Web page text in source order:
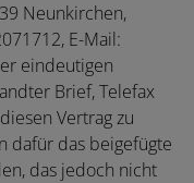
Neunkirchen,
E-Mail:
eindeutigen
Brief, Telefax
Vertrag zu
dafür das beigefügte
das jedoch nicht